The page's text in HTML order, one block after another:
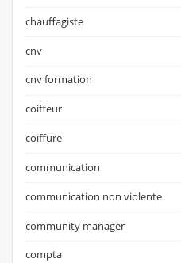
chauffagiste
cnv
cnv formation
coiffeur
coiffure
communication
communication non violente
community manager
compta